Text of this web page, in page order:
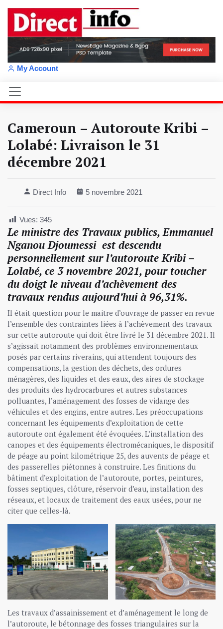
My Account
Cameroun – Autoroute Kribi –
Lolabé: Livraison le 31
décembre 2021
Direct Info 5 novembre 2021
Vues: 345
Le ministre des Travaux publics, Emmanuel
Nganou Djoumessi est descendu
personnellement sur l’autoroute Kribi –
Lolabé, ce 3 novembre 2021, pour toucher
du doigt le niveau d’achèvement des
travaux rendus aujourd’hui à 96,31%.
Il était question pour le maitre d’ouvrage de passer en revue
l’ensemble des contraintes liées à l’achèvement des travaux
sur cette autoroute qui doit être livré le 31 décembre 2021. Il
s’agissait notamment des problèmes environnementaux
posés par certains riverains, qui attendent toujours des
compensations, la gestion des déchets, des ordures
ménagères, des liquides et des eaux, des aires de stockage
des produits des hydrocarbures et autres substances
polluantes, l’aménagement des fosses de vidange des
véhicules et des engins, entre autres. Les préoccupations
concernant les équipements d’exploitation de cette
autoroute ont également été évoquées. L’installation des
canopes et des équipements électromécaniques, le dispositif
de péage au point kilométrique 25, des auvents de péage et
des passerelles piétonnes à construire. Les finitions du
bâtiment d’exploitation de l’autoroute, portes, peintures,
fosses septiques, clôture, réservoir d’eau, installation des
réseaux, et locaux de traitement des eaux usées, pour ne
citer que celles-là.
Les travaux d’assainissement et d’aménagement le long de
l’autoroute, le bétonnage des fosses triangulaires sur la